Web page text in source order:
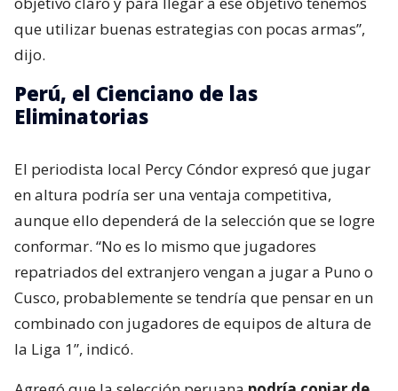
que utilizar buenas estrategias con pocas armas”,
dijo.
Perú, el Cienciano de las
Eliminatorias
El periodista local Percy Cóndor expresó que jugar
en altura podría ser una ventaja competitiva,
aunque ello dependerá de la selección que se logre
conformar. “No es lo mismo que jugadores
repatriados del extranjero vengan a jugar a Puno o
Cusco, probablemente se tendría que pensar en un
combinado con jugadores de equipos de altura de
la Liga 1”, indicó.